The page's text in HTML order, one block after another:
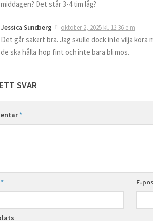
middagen? Det står 3-4 tim låg?
Jessica Sundberg oktober 2, 2025 kl. 12:36 e m
Det går säkert bra. Jag skulle dock inte vilja köra
de ska hålla ihop fint och inte bara bli mos.
SVAR
*
* E-